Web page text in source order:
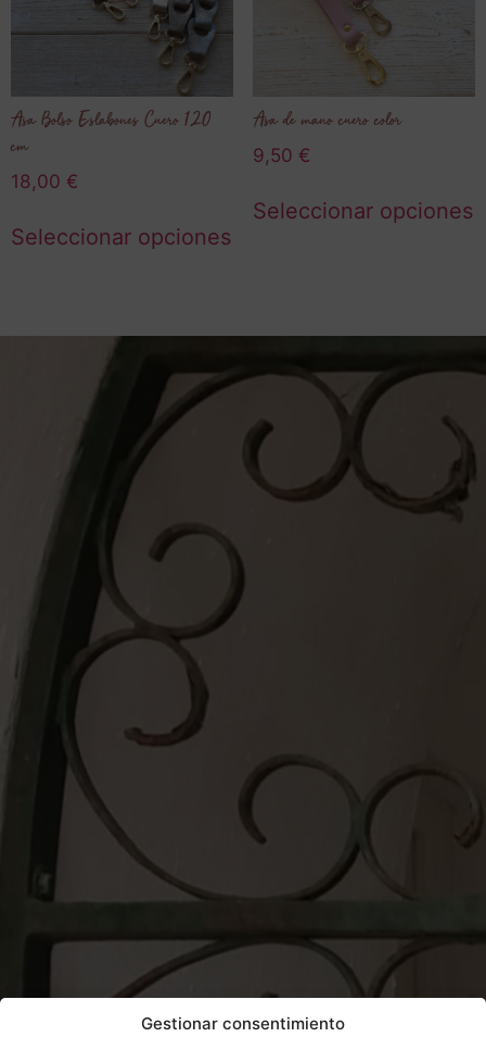
Gestionar consentimiento
Asa Bolso Eslabones Cuero 120
cm
18,00 €
Seleccionar opciones
Asa de mano cuero color
9,50 €
Seleccionar opciones